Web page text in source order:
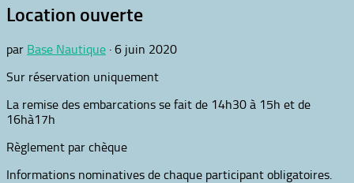
Location ouverte
par Base Nautique · 6 juin 2020
Sur réservation uniquement
La remise des embarcations se fait de 14h30 à 15h et de
16hà17h
Règlement par chèque
Informations nominatives de chaque participant obligatoires.